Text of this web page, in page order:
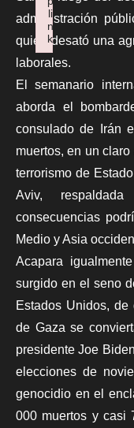
administración
quien desató una
laborales.
El semanario
aborda el
consulado de Irán
muertos, en un
terrorismo de
Aviv,
consecuencias
Medio y Asia
Acapara
surgido en el seno
Estados Unidos,
de Gaza se
presidente Joe
elecciones de
genocidio en el
000 muertos y casi
li
n
k
Failed to initialize